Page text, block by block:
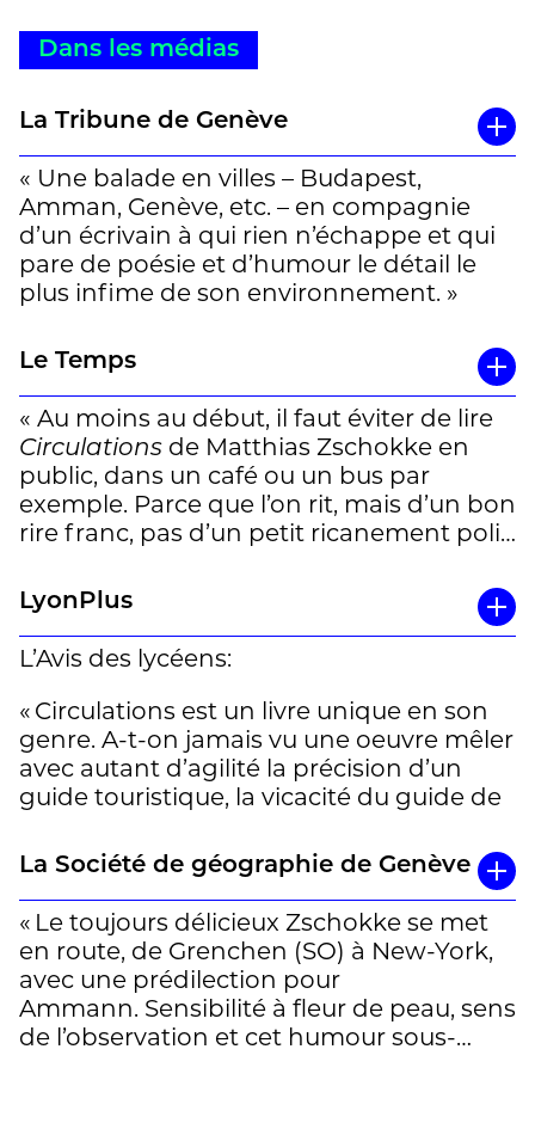
Dans les médias
La Tribune de Genève
« Une balade en villes – Budapest,
Amman, Genève, etc. – en compagnie
d’un écrivain à qui rien n’échappe et qui
pare de poésie et d’humour le détail le
plus infime de son environnement. »
Le Temps
« Au moins au début, il faut éviter de lire
Circulations de Matthias Zschokke en
public, dans un café ou un bus par
exemple. Parce que l’on rit, mais d’un bon
rire franc, pas d’un petit ricanement poli.
Koutchoumoff)
LyonPlus
L’Avis des lycéens:
« Circulations est un livre unique en son
genre. A-t-on jamais vu une oeuvre mêler
avec autant d’agilité la précision d’un
guide touristique, la vicacité du guide de
Matthias Zschokke nous surprend de
Porto à Pétra, de Zurich à Amman, de
New York à Coire, petite station de ski
des Alpes suisses. Hétéroclite, précis,
attentif à la singularité des lieux, l’auteur
s’ouvre à la compréhension du monde,
par la description des villes traversées,
La Société de géographie de Genève
« Le toujours délicieux Zschokke se met
en route, de Grenchen (SO) à New-York,
avec une prédilection pour
Ammann. Sensibilité à fleur de peau, sens
de l’observation et cet humour sous-